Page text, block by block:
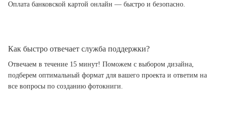
Оплата банковской картой онлайн — быстро и безопасно.
Как быстро отвечает служба поддержки?
Отвечаем в течение 15 минут! Поможем с выбором дизайна,
подберем оптимальный формат для вашего проекта и ответим на
все вопросы по созданию фотокниги.